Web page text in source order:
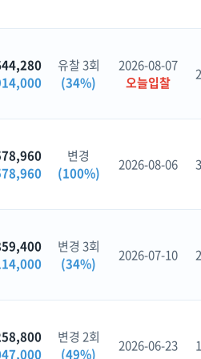
유찰 3회
(34%)
2026-08-07
오늘입찰
변경
(100%)
2026-08-06
변경 3회
(34%)
2026-07-10
변경 2회
(49%)
2026-06-23